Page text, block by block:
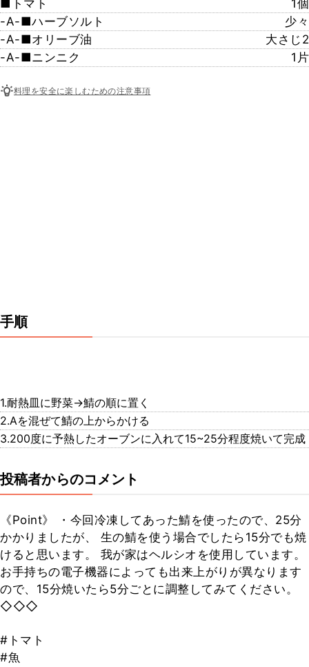
■トマト
1個
-A-■ハーブソルト
少々
-A-■オリーブ油
大さじ2
-A-■ニンニク
1片
料理を安全に楽しむための注意事項
手順
1.耐熱皿に野菜→鯖の順に置く
2.Aを混ぜて鯖の上からかける
3.200度に予熱したオーブンに入れて15~25分程度焼いて完成
投稿者からのコメント
《Point》 ・今回冷凍してあった鯖を使ったので、25分
かかりましたが、 生の鯖を使う場合でしたら15分でも焼
けると思います。 我が家はヘルシオを使用しています。
お手持ちの電子機器によっても出来上がりが異なります
ので、15分焼いたら5分ごとに調整してみてください。
◇◇◇
#トマト
#魚